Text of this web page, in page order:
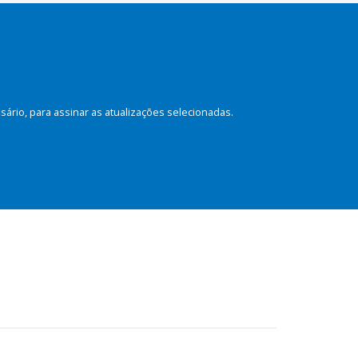
para assinar as atualizações selecionadas.